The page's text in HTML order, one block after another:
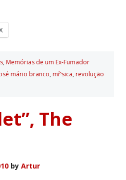
, Memórias de um Ex-Fumador
mário branco, míºsica, revolução
The
by Artur